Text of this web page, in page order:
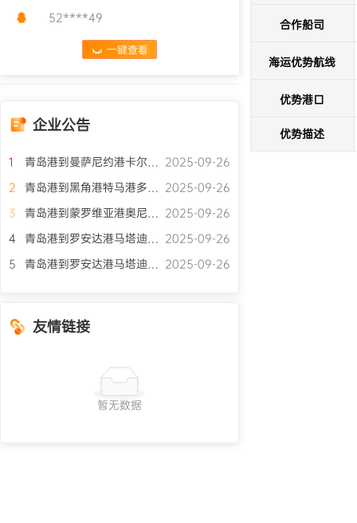
52****49
一键查看
企业公告
1 青岛港到曼萨尼约港卡尔德拉港多条集装箱船优势运价国际货运代理
2025-09-26
2
青岛港到黑角港特马港多条集装箱船优势运价国际货运代理
2025-09-26
3
青岛港到蒙罗维亚港奥尼港多条集装箱船优势运价国际货运代理
2025-09-26
4
青岛港到罗安达港马塔迪港多条集装箱船优势运价国际货运代理
2025-09-26
5
青岛港到罗安达港马塔迪港多条集装箱船优势运价国际货运代理 2025-09-26
友情链接
暂无数据
配送等服务。从陆
承办的散货种类有
路，致力于精心打
们相识，让我们成为朋友！ 三、港口施工船舶的经
具的运输，拖带；
用。公司参与了多
合作船司
海运优势航线
优势港口
优势描述